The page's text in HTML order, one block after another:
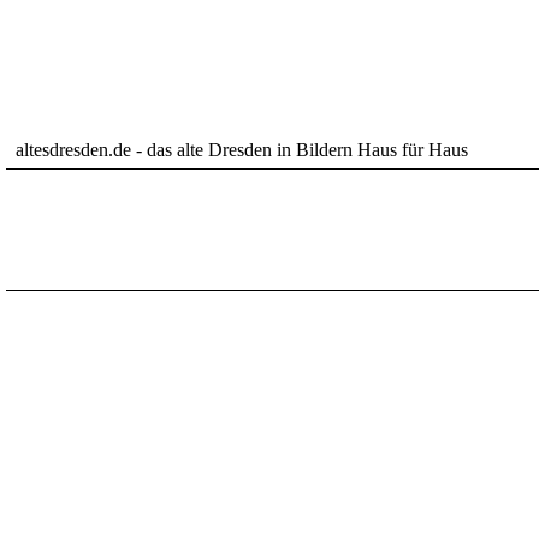
altesdresden.de - das alte Dresden in Bildern Haus für Haus